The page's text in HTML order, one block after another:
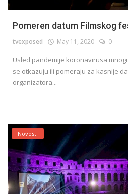
Pomeren datum Filmskog
tvexposed May 11, 2020 0
Usled pandemije koronavirusa
se otkazuju ili pomeraju za kasnije
organizatora...
Novosti